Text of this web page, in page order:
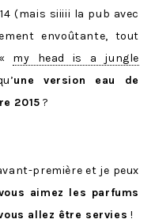
(mais siiiii la pub avec
envoûtante, tout
my head is a jungle
une version eau de
2015 ?
première et je peux
aimez les parfums
allez être servies !